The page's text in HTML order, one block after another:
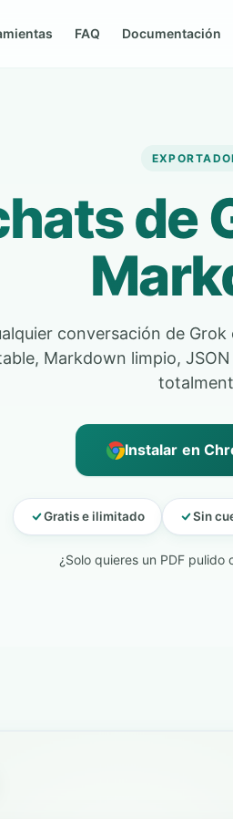
FAQ Documentación
de
conversación de
Markdown limpio,
Instalar en
Gratis e ilimitado Sin
¿Solo quieres un PDF pulido